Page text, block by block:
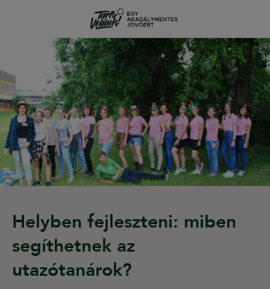
Helyben fejleszteni: miben
segíthetnek az
utazótanárok?